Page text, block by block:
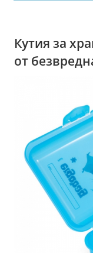
Кутия за
от